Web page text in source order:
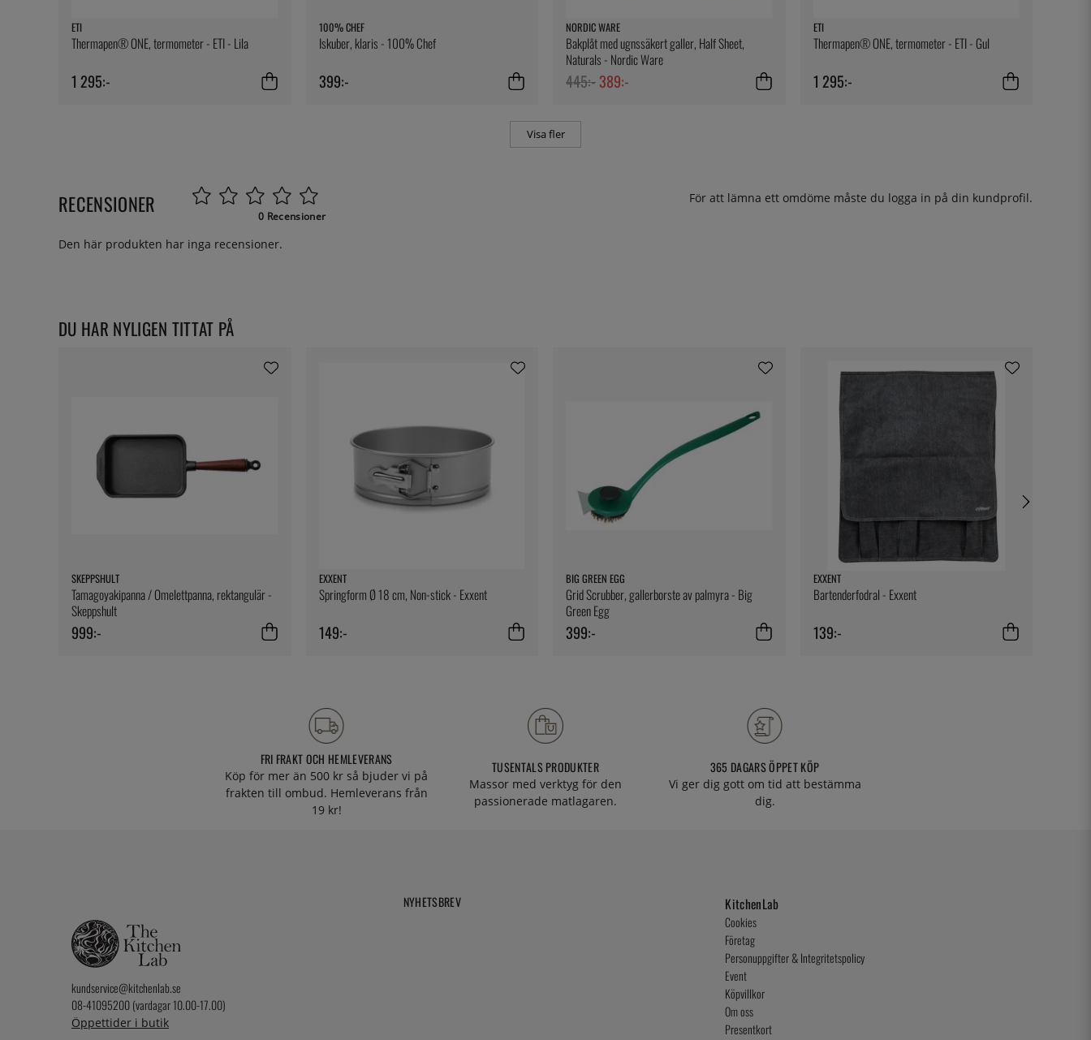
ETI
Thermapen® ONE, termometer - ETI - Lila
1 295:-
100% CHEF
Iskuber, klaris - 100% Chef
399:-
NORDIC WARE
Bakplåt med ugnssäkert galler, Half Sheet,
Naturals - Nordic Ware
445:-389:-
ETI
Thermapen® ONE, termometer - ETI - Gul
1 295:-
Visa fler
RECENSIONER 0 Recensioner
För att lämna ett omdöme måste du logga in på din kundprofil.
Den här produkten har inga recensioner.
DU HAR NYLIGEN TITTAT PÅ
SKEPPSHULT
Tamagoyakipanna / Omelettpanna, rektangulär -
Skeppshult
999:-
EXXENT
Springform Ø 18 cm, Non-stick - Exxent
149:-
BIG GREEN EGG
Grid Scrubber, gallerborste av palmyra - Big
Green Egg
399:-
EXXENT
Bartenderfodral - Exxent
139:-
FRI FRAKT OCH HEMLEVERANS
Köp för mer än 500 kr så bjuder vi på
frakten till ombud. Hemleverans från
19 kr!
TUSENTALS PRODUKTER
Massor med verktyg för den
passionerade matlagaren.
365 DAGARS ÖPPET KÖP
Vi ger dig gott om tid att bestämma
dig.
kundservice@kitchenlab.se
08-41095200 (vardagar 10.00-17.00)
Öppettider i butik
NYHETSBREV KitchenLab
Cookies
Företag
Personuppgifter & Integritetspolicy
Event
Köpvillkor
Om oss
Presentkort